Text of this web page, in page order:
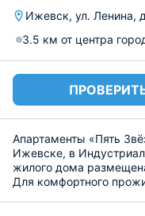
Ижевск, ул. Ленина,
3.5 км от центра
Апартаменты «Пять
Ижевске, в
жилого дома
Для комфортного